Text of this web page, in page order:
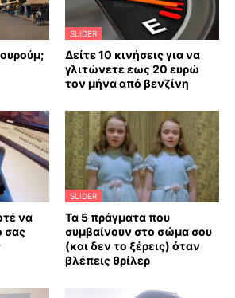
SLIDER
Δείτε 10 κινήσεις για να
γλιτώνετε εως 20 ευρώ
τον μήνα από βενζίνη
να
σας
SLIDER
Τα 5 πράγματα που
συμβαίνουν στο σώμα σου
(και δεν το ξέρεις) όταν
βλέπεις θρίλερ